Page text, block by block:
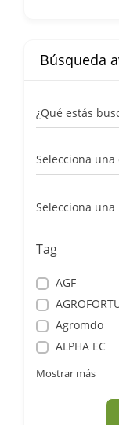
Búsqueda
¿Qué estás
Selecciona una
Selecciona
Tag
AGF
Agromdo
ALPHA EC
Mostrar más